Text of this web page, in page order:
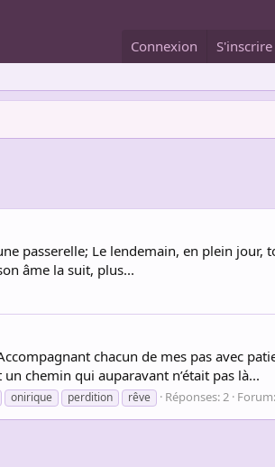
Connexion S'inscrire
passerelle; Le lendemain, en plein jour,
âme la suit, plus...
chacun de mes pas avec
chemin qui auparavant n’était pas là...
onirique perdition rêve Réponses: 2 Forum: